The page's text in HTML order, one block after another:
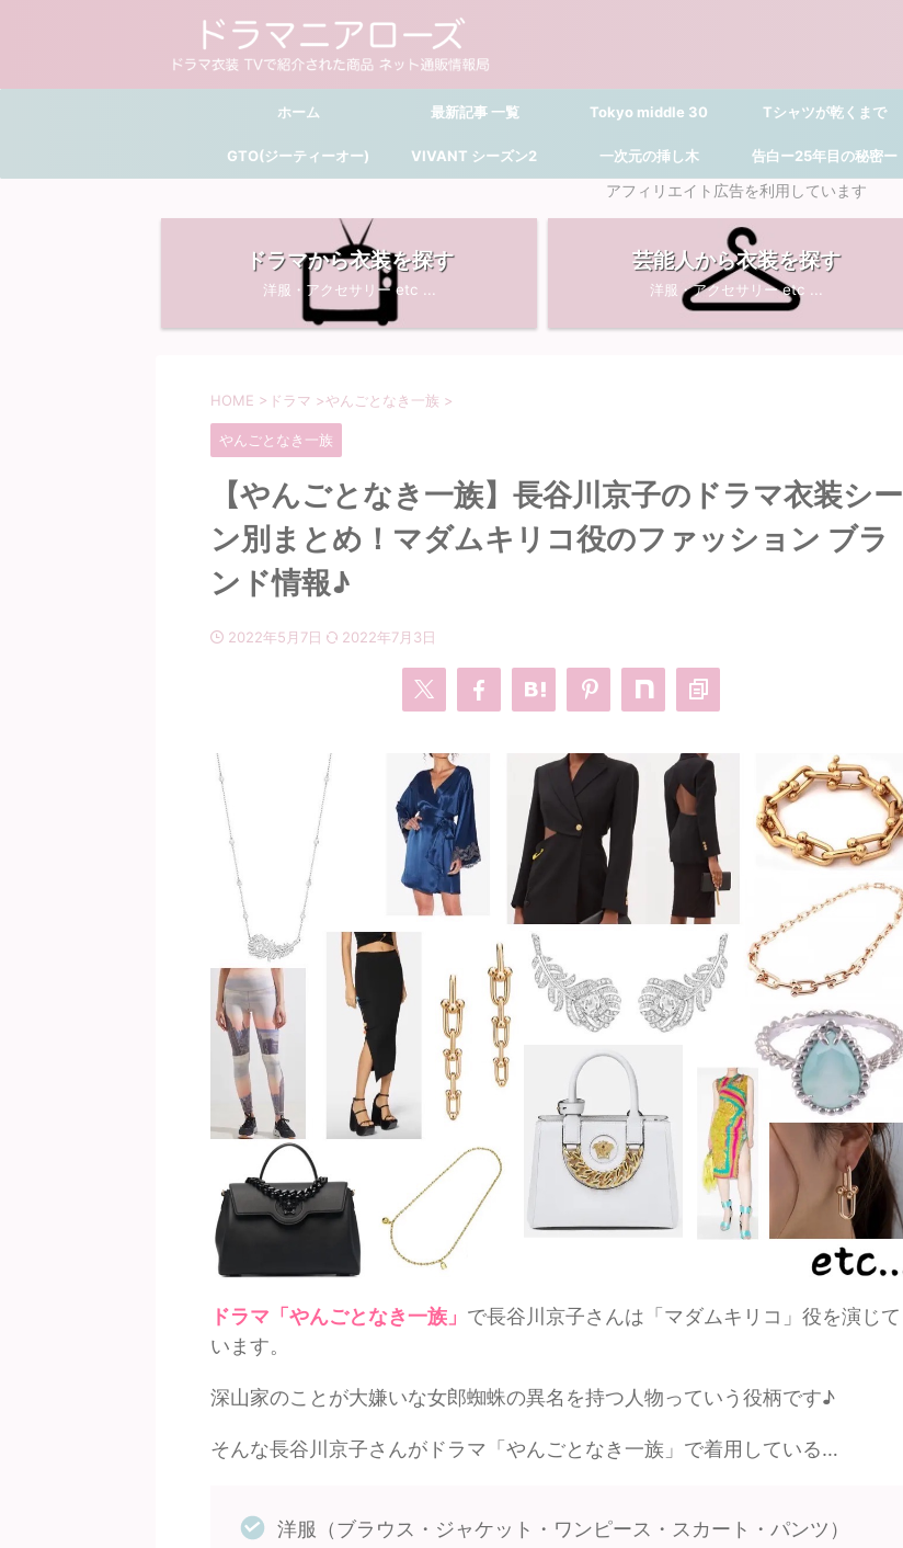
ホーム 最新記事 一覧 Tokyo middle 30 Tシャツが乾くまで
GTO(ジーティーオー) VIVANT シーズン2 一次元の挿し木 告白ー25年目の秘密ー
アフィリエイト広告を利用しています
ドラマから衣装を探す
洋服・アクセサリー etc ...
芸能人から衣装を探す
洋服・アクセサリー etc ...
HOME > ドラマ >やんごとなき一族 >
やんごとなき一族
【やんごとなき一族】長谷川京子のドラマ衣装シー
ン別まとめ！マダムキリコ役のファッション ブラ
ンド情報♪
2022年5月7日 2022年7月3日
ドラマ「やんごとなき一族」 で長谷川京子さんは「マダムキリコ」役を演じて
います。
深山家のことが大嫌いな女郎蜘蛛の異名を持つ人物っていう役柄です♪
そんな長谷川京子さんがドラマ「やんごとなき一族」で着用している…
洋服（ブラウス・ジャケット・ワンピース・スカート・パンツ）